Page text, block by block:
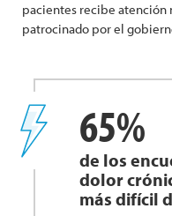
pacientes recibe atención
patrocinado por el
65%
de los
dolor
más difícil